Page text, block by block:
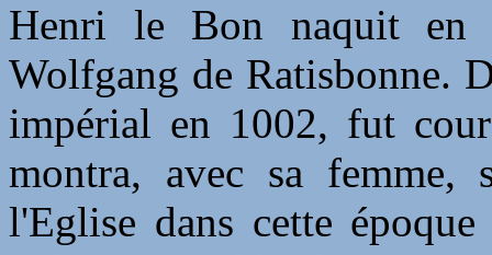
Henri le Bon naquit en
Wolfgang de Ratisbonne.
impérial en 1002, fut
montra, avec sa femme,
l'Eglise dans cette